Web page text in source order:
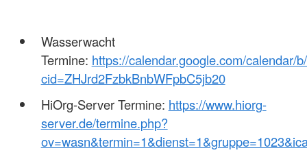
Wasserwacht
Termine: https://calendar.google.com/calendar/
cid=ZHJrd2FzbkBnbWFpbC5jb20
HiOrg-Server Termine: https://www.hiorg-
server.de/termine.php?